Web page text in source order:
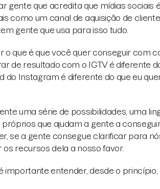
gente que acredita que mídias sociais
como um canal de aquisição de
gente que usa para isso tudo.
que é que você quer conseguir com
de resultado com o IGTV é diferente
do Instagram é diferente do que eu
uma série de possibilidades, uma
que ajudam a gente a
se a gente consegue clarificar para
recursos dela a nosso favor.
importante entender, desde o